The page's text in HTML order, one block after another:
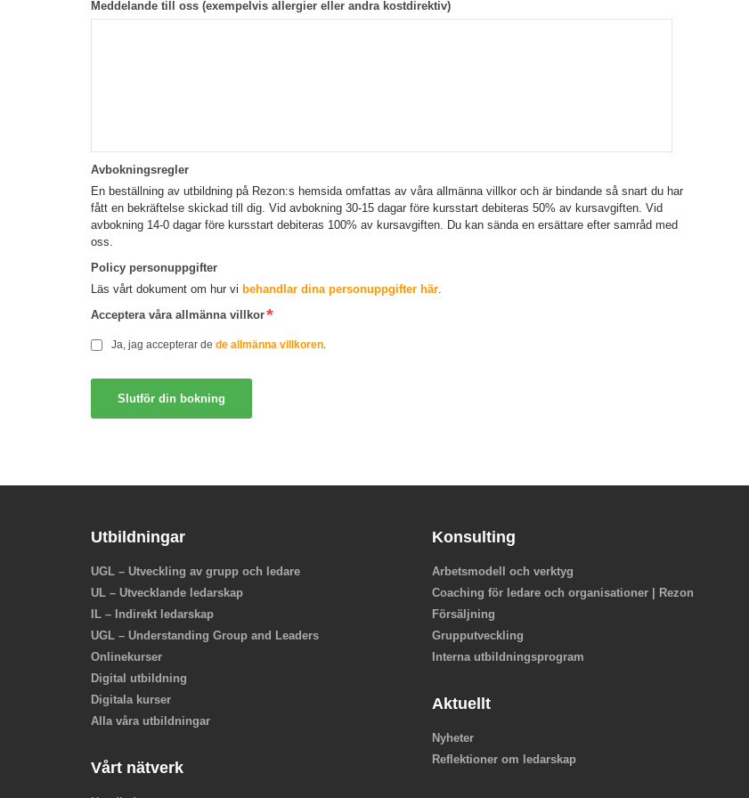
Meddelande till oss (exempelvis allergier eller andra kostdirektiv)
Avbokningsregler
En beställning av utbildning på Rezon:s hemsida omfattas av våra allmänna villkor och är bindande så snart du har
fått en bekräftelse skickad till dig. Vid avbokning 30-15 dagar före kursstart debiteras 50% av kursavgiften. Vid
avbokning 14-0 dagar före kursstart debiteras 100% av kursavgiften. Du kan sända en ersättare efter samråd med
oss.
Policy personuppgifter
Läs vårt dokument om hur vi behandlar dina personuppgifter här.
Acceptera våra allmänna villkor
Ja, jag accepterar de de allmänna villkoren
Utbildningar
UGL – Utveckling av grupp och ledare
UL – Utvecklande ledarskap
IL – Indirekt ledarskap
UGL – Understanding Group and Leaders
Onlinekurser
Digital utbildning
Digitala kurser
Alla våra utbildningar
Vårt nätverk
Konsulting
Arbetsmodell och verktyg
Coaching för ledare och organisationer | Rezon
Försäljning
Grupputveckling
Interna utbildningsprogram
Aktuellt
Nyheter
Reflektioner om ledarskap